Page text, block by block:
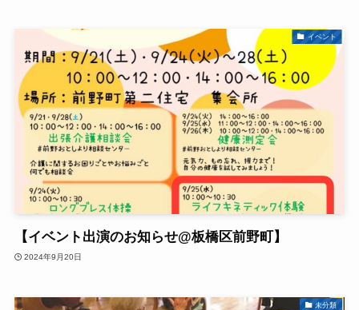
イベント
【イベント出演のお知らせ@板橋区前野町】
2024年9月20日
未分類